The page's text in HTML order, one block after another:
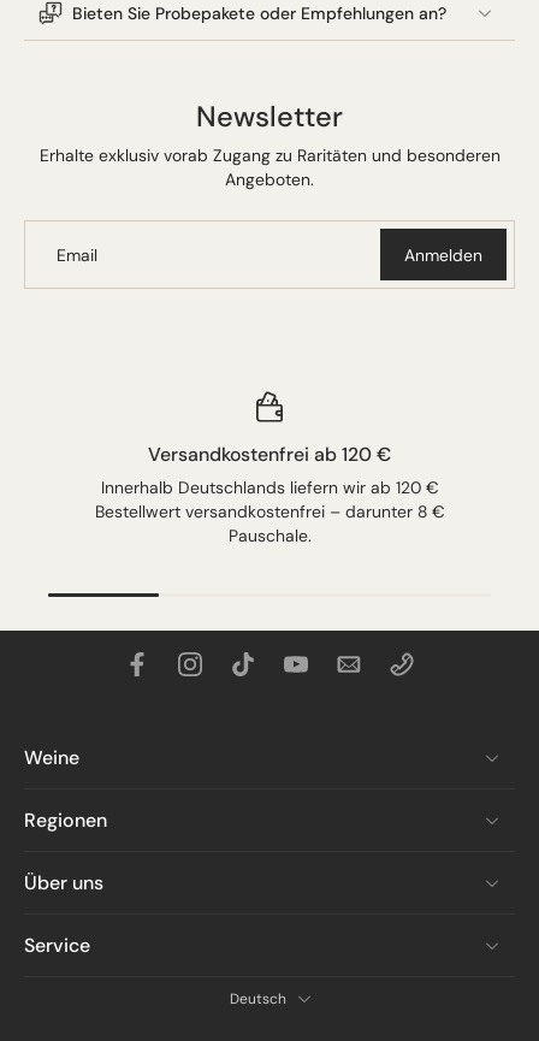
Bieten Sie Probepakete oder Empfehlungen an?
Newsletter
Erhalte exklusiv vorab Zugang zu Raritäten und besonderen
Angeboten.
Email Anmelden
Versandkostenfrei ab 120 €
Innerhalb Deutschlands liefern wir ab 120 €
Bestellwert versandkostenfrei – darunter 8 €
Pauschale.
Weine
Regionen
Über uns
Service
Deutsch